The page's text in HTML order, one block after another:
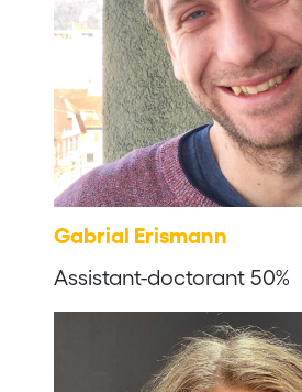
Gabrial Erismann
Assistant-doctorant 50%